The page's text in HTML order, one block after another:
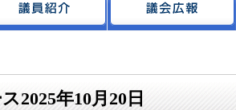
2025年10月20日